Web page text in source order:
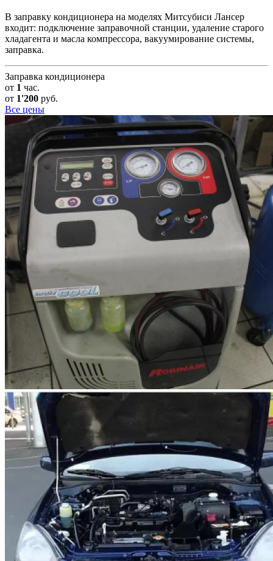
В заправку кондиционера на моделях Митсубиси Лансер
входит: подключение заправочной станции, удаление старого
хладагента и масла компрессора, вакуумирование системы,
заправка.
Заправка кондиционера
от 1 час.
от 1'200 руб.
Все цены